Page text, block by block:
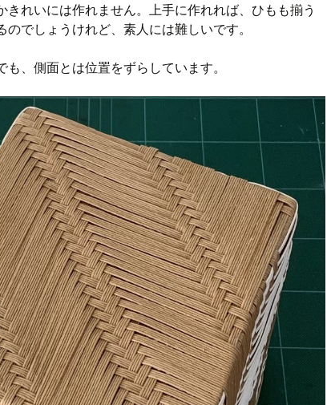
きれいには作れません。上手に作れれば、ひもも揃う
でしょうけれど、素人には難しいです。
、側面とは位置をずらしています。